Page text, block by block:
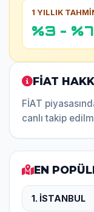
1 YILLIK
%3 -
FİAT
FİAT
canlı takip
EN
1. İSTANBUL